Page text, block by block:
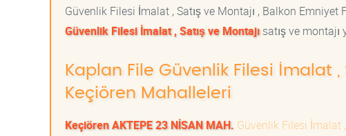
Güvenlik Filesi İmalat , Satış ve Montajı , Balkon Emniyet
Güvenlik Filesi İmalat , Satış ve Montajısatış ve montajı
Kaplan File Güvenlik Filesi İmalat
Keçiören Mahalleleri
Keçiören AKTEPE 23 NİSAN MAH. Güvenlik Filesi İmalat